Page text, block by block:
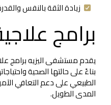
زيادة الثقة بالنفس والقدرة
برامج
يقدم مستشفى اليزيه برامج
بناءً على حالتها الصحية
الطبيعي على دعم التعافي الآمن
المدى الطويل.